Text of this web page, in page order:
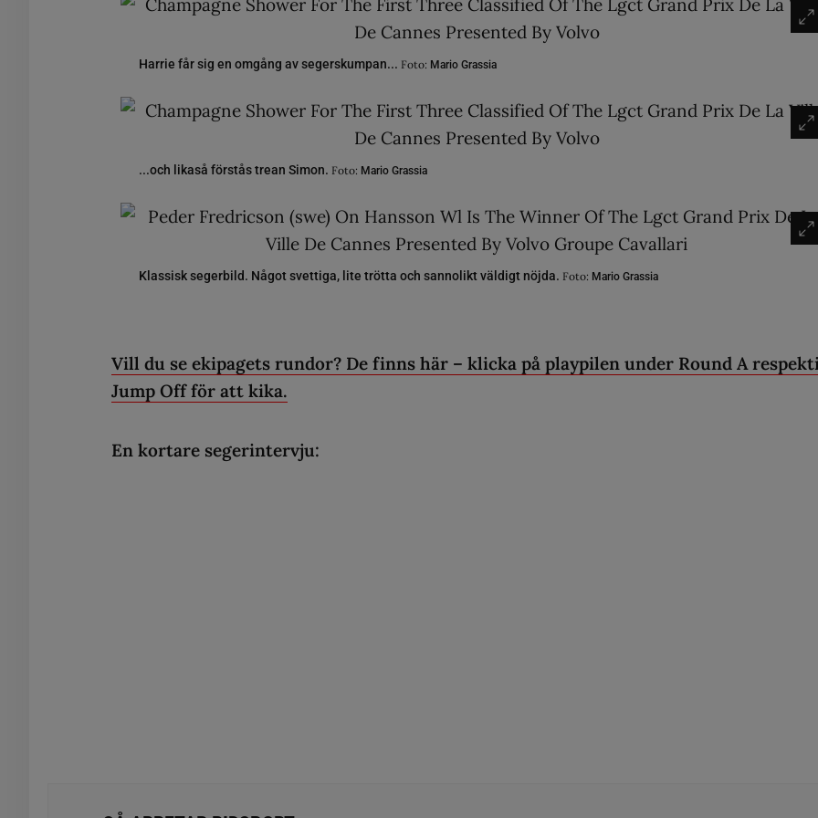
Harrie får sig en omgång av segerskumpan... Foto: Mario Grassia
...och likaså förstås trean Simon. Foto: Mario Grassia
Klassisk segerbild. Något svettiga, lite trötta och sannolikt väldigt nöjda. Foto: Mario Grassia
Vill du se ekipagets rundor? De finns här – klicka på playpilen under Round A
Jump Off för att kika.
En kortare segerintervju: